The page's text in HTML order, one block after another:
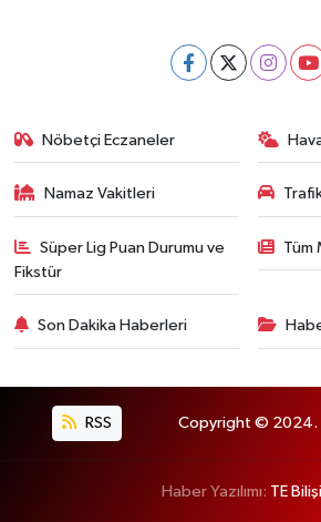
Nöbetçi Eczaneler
Namaz Vakitleri
Süper Lig Puan Durumu ve
Fikstür
Tüm
Son Dakika Haberleri
RSS Copyright © 2024.
Haber Yazılımı: TE